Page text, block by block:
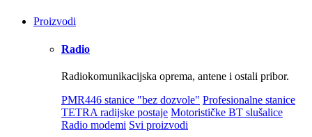
Proizvodi
Radio
Radiokomunikacijska oprema, antene i ostali pribor.
PMR446 stanice "bez dozvole" Profesionalne stanice
TETRA radijske postaje Motorističke BT slušalice
Radio modemi Svi proizvodi